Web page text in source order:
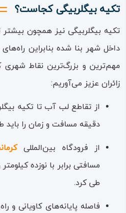
شهید مدرس داده است. نام
یکی از کوی‌های مجاورش از نام
بیگلربیگی» گرفته شده است؛
مالی «صارم‌ الدوله» دست به
جایگاه و اعتبار اثری هنری را
اینچنین هنرمندانه به خلق این
صارم‌ الدوله از حاکمان محلی
عصر قاجاریه و اوایل عصر پهلوی
مؤسسان بوده است.
تکیه بیگلربیگی کجاست؟
تکیه بیگلربیگی نیز همچون بیشتر
داخل شهر بنا شده‌ بنابراین
مهم‌ترین و بزرگ‌ترین نقاط شهری
زائران عزیز می‌آوریم:
از تقاطع لب‌ آب تا تکیه
دقیقه مسافت و زمان را
از فرودگاه بین‌المللی
مسافتی برابر با نوزده
طی کرد.
فاصله پایانه‌های کاویانی و